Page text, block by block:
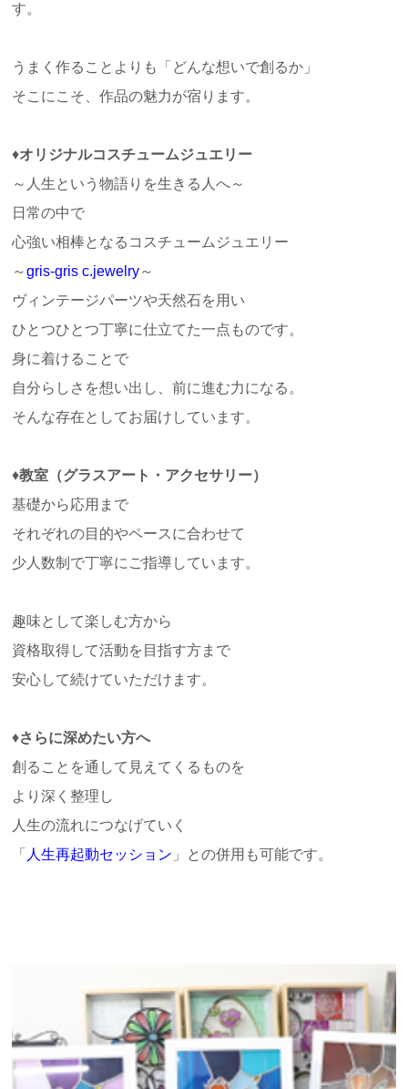
す。
うまく作ることよりも「どんな想いで創るか」
そこにこそ、作品の魅力が宿ります。
♦オリジナルコスチュームジュエリー
～人生という物語りを生きる人へ～
日常の中で
心強い相棒となるコスチュームジュエリー
～gris-gris c.jewelry～
ヴィンテージパーツや天然石を用い
ひとつひとつ丁寧に仕立てた一点ものです。
身に着けることで
自分らしさを想い出し、前に進む力になる。
そんな存在としてお届けしています。
♦教室（グラスアート・アクセサリー）
基礎から応用まで
それぞれの目的やペースに合わせて
少人数制で丁寧にご指導しています。
趣味として楽しむ方から
資格取得して活動を目指す方まで
安心して続けていただけます。
♦さらに深めたい方へ
創ることを通して見えてくるものを
より深く整理し
人生の流れにつなげていく
「 人生再起動セッション 」との併用も可能です。